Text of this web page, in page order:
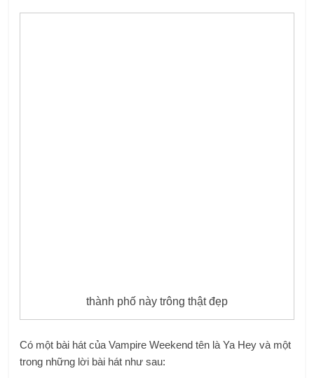
thành phố này trông thật đẹp
Có một bài hát của Vampire Weekend tên là Ya Hey và một
trong những lời bài hát như sau: